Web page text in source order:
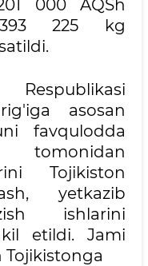
000 AQSh
225 kg
asosan
favqulodda
tomonidan
Tojikiston
yetkazib
ishlarini
etildi. Jami